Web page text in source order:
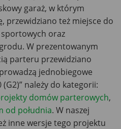
garaż, w którym
przewidziano też miejsce do
oraz
W prezentowanym
parteru przewidziano
jednobiegowe
należy do kategorii:
domów parterowych,
od południa. W naszej
inne wersje tego projektu